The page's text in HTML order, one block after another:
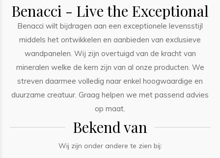
Benacci - Live the Exceptional
Benacci wilt bijdragen aan een exceptionele levensstijl
middels het ontwikkelen en aanbieden van exclusieve
wandpanelen. Wij zijn overtuigd van de kracht van
mineralen welke de kern zijn van al onze producten. We
streven daarmee volledig naar enkel hoogwaardige en
duurzame creatuur. Graag helpen we met passend advies
op maat.
Bekend van
Wij zijn onder andere te zien bij: